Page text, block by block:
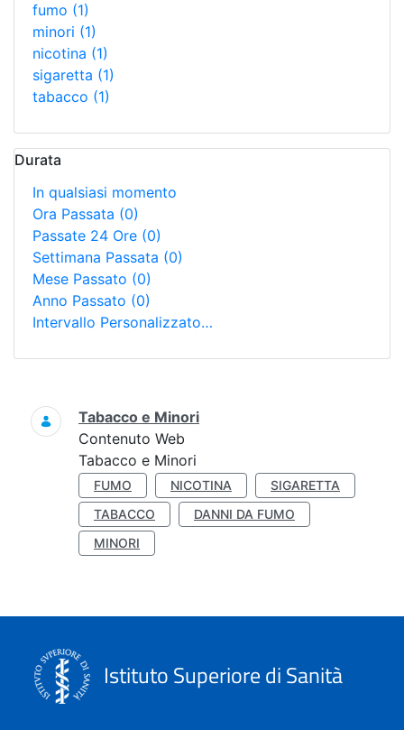
fumo (1)
minori (1)
nicotina (1)
sigaretta (1)
tabacco (1)
Durata
In qualsiasi momento
Ora Passata (0)
Passate 24 Ore (0)
Settimana Passata (0)
Mese Passato (0)
Anno Passato (0)
Intervallo Personalizzato…
Ricerca
Tabacco e Minori
Contenuto Web
Tabacco e Minori
FUMO NICOTINA
SIGARETTA
TABACCO
DANNI DA FUMO
MINORI
Istituto Superiore di Sanità